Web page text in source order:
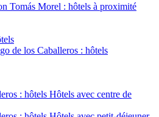
Tomás Morel : hôtels à proximité
de los Caballeros : hôtels
: hôtels Hôtels avec centre de